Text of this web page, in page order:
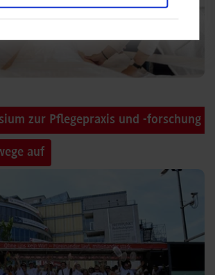
zur Pflegepraxis und -forschung
auf